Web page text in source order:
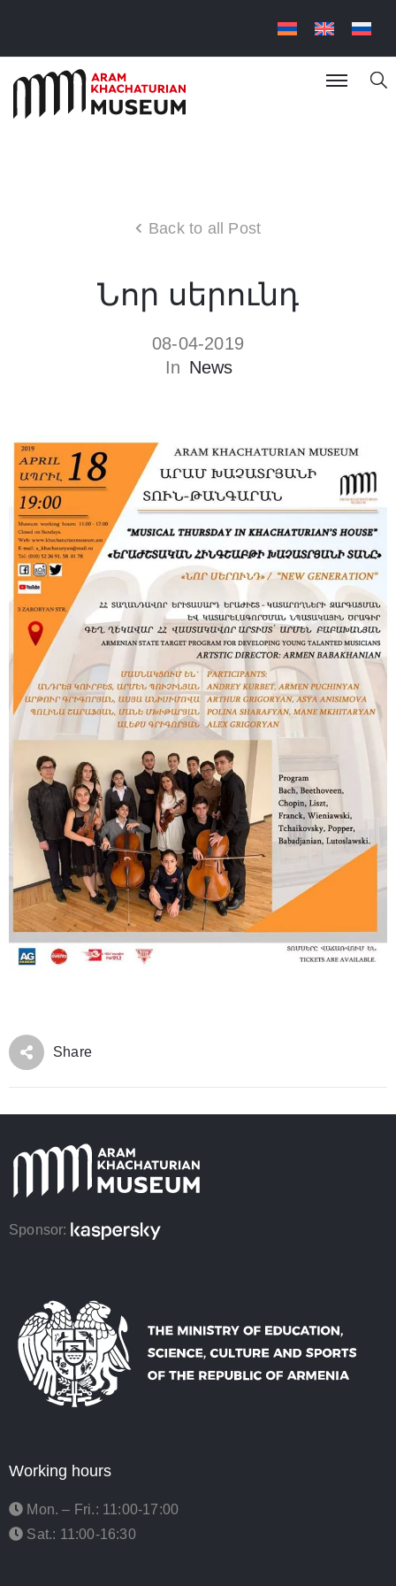
Back to all Post
Նոր սերունդ
08-04-2019
In News
Share
Sponsor:
Working hours
Mon. – Fri.: 11:00-17:00
Sat.: 11:00-16:30